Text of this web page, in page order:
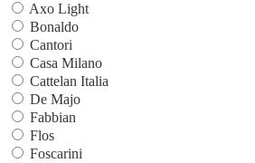
Axo Light
Bonaldo
Cantori
Casa Milano
Cattelan Italia
De Majo
Fabbian
Flos
Foscarini